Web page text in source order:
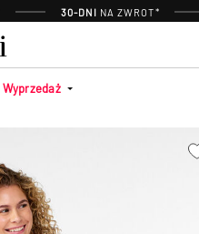
30-DNI NA ZWROT*
Wyprzedaż